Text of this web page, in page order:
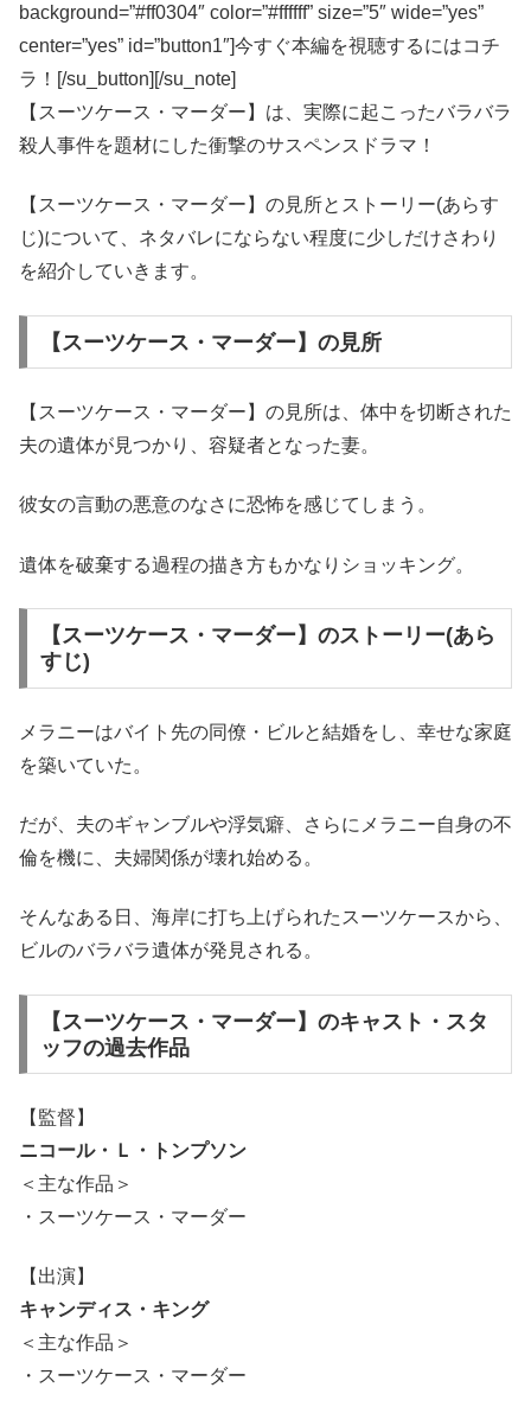
background=”#ff0304″ color=”#ffffff” size=”5″ wide=”yes”
center=”yes” id=”button1″]今すぐ本編を視聴するにはコチ
ラ！[/su_button][/su_note]
【スーツケース・マーダー】は、実際に起こったバラバラ
殺人事件を題材にした衝撃のサスペンスドラマ！
【スーツケース・マーダー】の見所とストーリー(あらす
じ)について、ネタバレにならない程度に少しだけさわり
を紹介していきます。
【スーツケース・マーダー】の見所
【スーツケース・マーダー】の見所は、体中を切断された
夫の遺体が見つかり、容疑者となった妻。
彼女の言動の悪意のなさに恐怖を感じてしまう。
遺体を破棄する過程の描き方もかなりショッキング。
【スーツケース・マーダー】のストーリー(あら
すじ)
メラニーはバイト先の同僚・ビルと結婚をし、幸せな家庭
を築いていた。
だが、夫のギャンブルや浮気癖、さらにメラニー自身の不
倫を機に、夫婦関係が壊れ始める。
そんなある日、海岸に打ち上げられたスーツケースから、
ビルのバラバラ遺体が発見される。
【スーツケース・マーダー】のキャスト・スタ
ッフの過去作品
【監督】
ニコール・Ｌ・トンプソン
＜主な作品＞
・スーツケース・マーダー
【出演】
キャンディス・キング
＜主な作品＞
・スーツケース・マーダー